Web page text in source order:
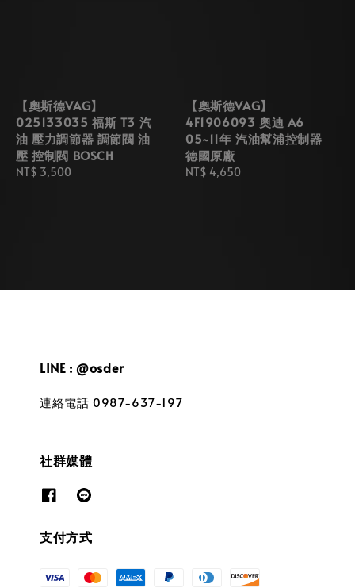
【奧斯德VAG】
025133035 福斯 T3 汽
油 壓力調節器 調節閥 油
壓 控制閥 BOSCH
Regular
NT$ 3,500
【奧斯德VAG】
4F1906093 奧迪 A6
05~11年 汽油幫浦控制器
德國原廠
Regular
NT$ 4,650
LINE : @osder
連絡電話 0987-637-197
社群媒體
支付方式